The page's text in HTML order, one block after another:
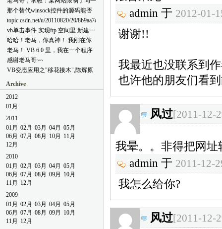
admin 于 2012-01-
谢谢!!
我最近也没联系到
也许他的朋友们看
风过[2011-12-
我晕。。非得把网
admin 于 2011-12-
我怎么给你?
风过[2011-12-
[reply=admin,2011-12-14 10:39 AM]
这个问题我这里测试没出现,以前
的讨论结果是系统的DEP功能与此
有关,因为代码中使用了内嵌汇编
技术[/reply]
账号登陆，如果不行，我也就没必
要去考虑后面的事了。 但是可能
是因为我的表述欠佳，导致你误解
了我的意思。 ① 像QQ，迅雷，在
它们各自的设置里，都可以设置是
否使用代理。我也想用vb做一个这
样的程序（程序里有一个
webbrowser。），程序也放置这样
的“代理设置”项（如图1）。每运
的代理IP，以便使该程序里的
webbrowser通过代理打开某个网
页。这样该怎么做呢？ 图1 ② 我
的上个留言实际上是想将此设置剥
离出来，形成一个独立的增强代理
工具。界面演示如图2: 图2 代理ip
列表通过网络获得（这个好解
决）。这样我就可以很方便的打开
某个程序而且以代理ip连接网络
了。 我主要想知道怎么实现①。
②只是我的想法而已。 十分感
谢！
ip仅能一个用户名登陆。我用vb制
作了一个程序A，想绕过此限制，
该怎么做呢？我的想法制作一个代
理服务器程序，先从网络获取代理
服务器ip及端口等信息，形成一个
ip列表，然后每点击一个列表项，
即运行一份程序A，该份程序A通
过所选列表项里的ip进行连接。 ①
请问有没有更好的方法？ ②如果
上述方法可行，要实现每份程序通
过独立代理ip连接网络，大致要怎
样的思路？若有相关源码就更好
了。 多谢了！
那个替代winsock控件的源码能否
给我 网上的那些都不能发送二进
制 你这个可以不 love2049@qq.com
topic.csdn.net/u/20110820/20/8b9aa7c6-
4689-41f3-b2fb-380f7fa82077.html
vb单击事件 实现ftp 空间里 新建一
个1.html 文件 帮帮我
哈哈！老马，你真神！ 我刚在你
这留个言向你请教。因这个问题寝
食难安哪，以前遇到过没彻底解
决，通过这一番折腾，倒是学到不
少，对
FindWindow,FindWindowEx,Getwindowtext
等等API函数有了更深的理解。发
完那个请教贴，又回去小心的看了
一下，多设置了几处debug，一
错了要被点击的那个按钮的句柄。
timer并不会被挂起 来老马的领地
竟然有如此神奇功效啊，这个小疏
忽迷惑了我一个下午了。再次拜谢
的地盘，想问题的态度就会严谨起
来。（郑重声明：我不是来拍(此
处略去两个字)滴！）
老马！ VB 6.0 里，我在一个程序
里用了webbrowser，webbrowser里
有alert弹窗。于是我用timer来不停
检测（用了
FindWindow,FindWindowEx,EnumChildWindows
等）是否弹窗，若有则关闭。可是
除了个别的貌似能被关闭，其他的
都没反应。 程序本身的msgbox窗
行。是不是反而webbrowser里引起
的外部弹窗会是使之挂起啊？而且
奇怪的是，按理说，即使这样会被
挂起，那我同时开两份程序，用一
份程序去自动点击另一份程序的弹
窗，好像也没用呢。 这是为什么
呢？ 有木有解决的办法？ ps:写完
这些没填验证码就提交，回馈错
误，我吓一大跳，难道我幸苦码的
字就白费了，幸好信春哥原地复活
~~~~~ 再PS:上面说的提交，竟然
是在一篇日志下作为评论来提交
的，晕死，看来在老马的地盘，还
是专心点好
感谢老马哥~~
VB变态应用之"移花接木",陈辉原
下。。。。
Archive
2012
01月
2011
01月 02月 03月 04月 05月
06月 07月 08月 10月
11月
12月
2010
01月 02月 03月 04月 05月
06月 07月 08月 09月
10月
11月
12月
2009
01月 02月 03月 04月 05月
06月 07月 08月 09月
10月
11月
12月